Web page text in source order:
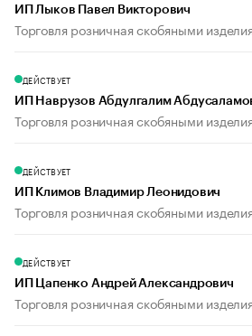
ИП Лыков Павел Викторович
Торговля розничная скобяными
ДЕЙСТВУЕТ
ИП Наврузов Абдулгалим
Торговля розничная скобяными
ДЕЙСТВУЕТ
ИП Климов Владимир Леонидович
Торговля розничная скобяными
ДЕЙСТВУЕТ
ИП Цапенко Андрей Александрович
Торговля розничная скобяными